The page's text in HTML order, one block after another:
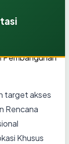
target akses
Rencana
Khusus